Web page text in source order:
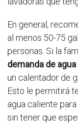
En general,
al menos 50-75
personas. Si la
demanda de agua
un calentador de
Esto le permitirá
agua caliente
sin tener que